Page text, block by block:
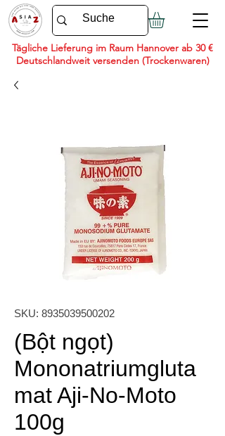
Tägliche Lieferung im Raum Hannover ab 30 €
Deutschlandweit versenden (Trockenwaren)
SKU: 8935039500202
(Bột ngọt)
Mononatriumgluta
mat Aji-No-Moto
100g